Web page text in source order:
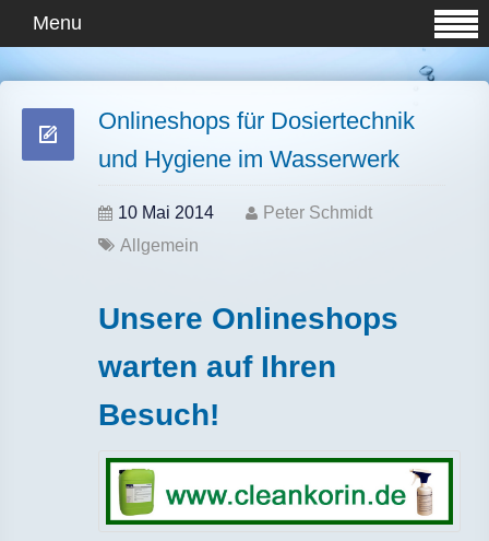
Menu
Onlineshops für Dosiertechnik
und Hygiene im Wasserwerk
10 Mai 2014
Peter Schmidt
Allgemein
Unsere Onlineshops
warten auf Ihren
Besuch!